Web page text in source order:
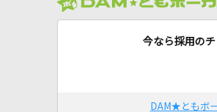
今なら採用の
DAM★ともボ